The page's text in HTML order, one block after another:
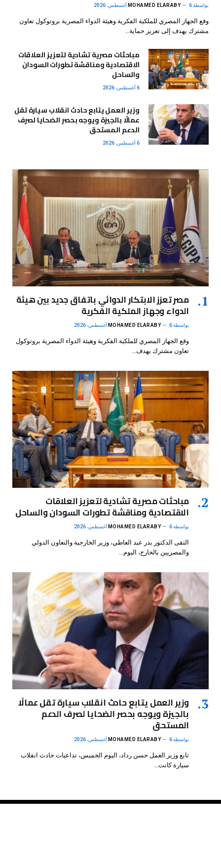
بواسطة MOHAMED ELARABY 6 أغسطس، 2026
وقع الجهاز المصري للملكية الفكرية وهيئة الدواء المصرية بروتوكول تعاون
مشترك يهدف إلى تعزيز حماية…
مباحثات مصرية تشادية لتعزيز العلاقات
الاقتصادية ومناقشة تطورات السودان
والساحل
6 أغسطس، 2026
وزير العمل يتابع حادث انقلاب سيارة تقل
عمالًا بالجيزة ويوجه بحصر الضحايا لصرف
الدعم المستحق
6 أغسطس، 2026
مصر تعزز الابتكار الدوائي باتفاق جديد بين هيئة
الدواء وجهاز الملكية الفكرية
بواسطة MOHAMED ELARABY 6 أغسطس، 2026
وقع الجهاز المصري للملكية الفكرية وهيئة الدواء المصرية بروتوكول
تعاون مشترك يهدف…
مباحثات مصرية تشادية لتعزيز العلاقات
الاقتصادية ومناقشة تطورات السودان والساحل
بواسطة MOHAMED ELARABY 6 أغسطس، 2026
التقى الدكتور بدر عبد العاطي، وزير الخارجية والتعاون الدولي
والمصريين بالخارج، اليوم…
وزير العمل يتابع حادث انقلاب سيارة تقل عمالًا
بالجيزة ويوجه بحصر الضحايا لصرف الدعم
المستحق
بواسطة MOHAMED ELARABY 6 أغسطس، 2026
تابع وزير العمل حسن رداد، اليوم الخميس، تداعيات حادث انقلاب
سيارة كانت…